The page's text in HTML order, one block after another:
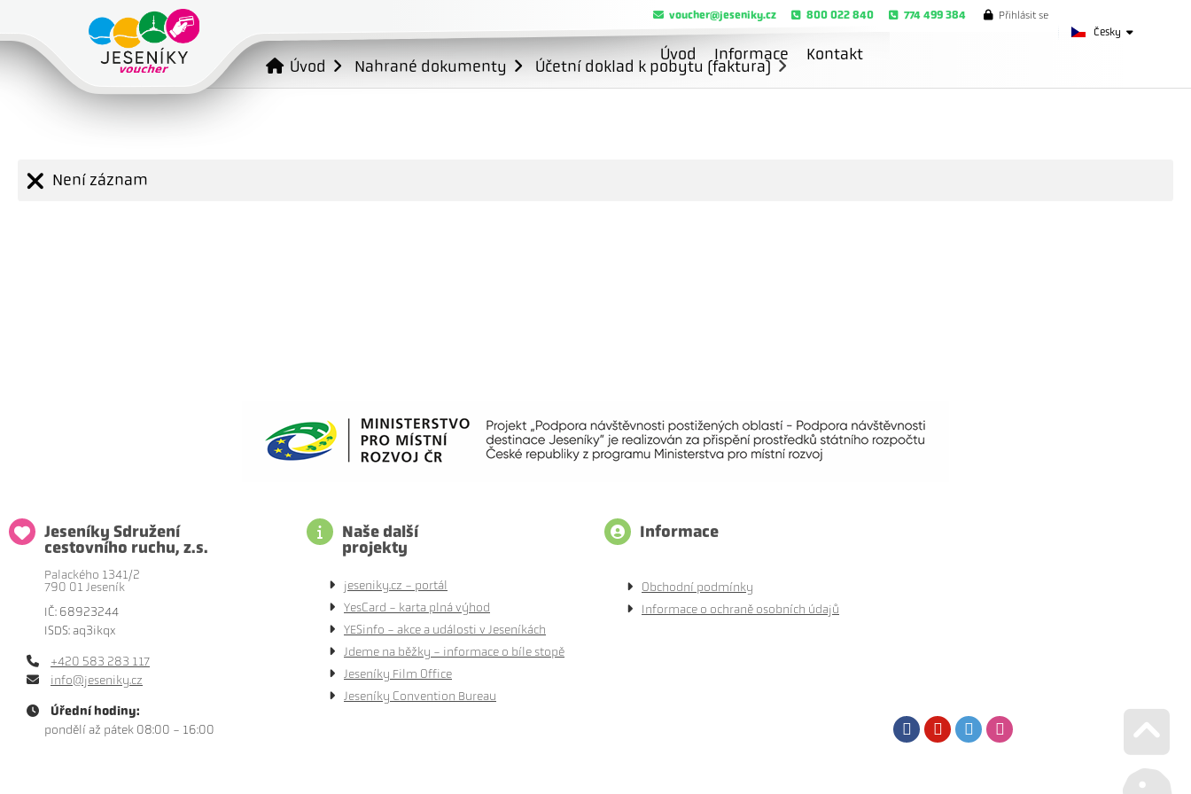
Česky
voucher@jeseniky.cz 800 022 840 774 499 384 Přihlásit se
Úvod Informace Kontakt
Úvod Nahrané dokumenty Účetní doklad k pobytu (faktura)
Není záznam
Jeseníky Sdružení
cestovního ruchu, z.s.
Palackého 1341/2
790 01 Jeseník
IČ: 68923244
ISDS: aq3ikqx
+420 583 283 117
info@jeseniky.cz
Úřední hodiny:
pondělí až pátek 08:00 - 16:00
Naše další
projekty
jeseniky.cz - portál
YesCard - karta plná výhod
YESinfo - akce a události v Jeseníkách
Jdeme na běžky - informace o bíle stopě
Jeseníky Film Office
Jeseníky Convention Bureau
Informace
Obchodní podmínky
Informace o ochraně osobních údajů
FacebookYoutubeTwitter
Go